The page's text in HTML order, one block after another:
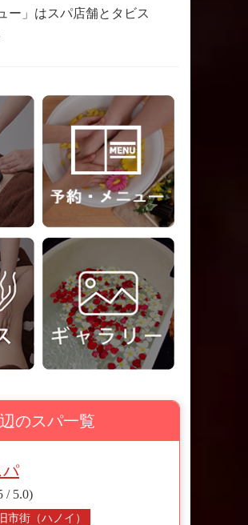
ー」はスパ店舗とタビス
のスパ一覧
パ
/ 5.0)
旧市街（ハノイ）